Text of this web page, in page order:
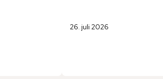
26. juli 2026